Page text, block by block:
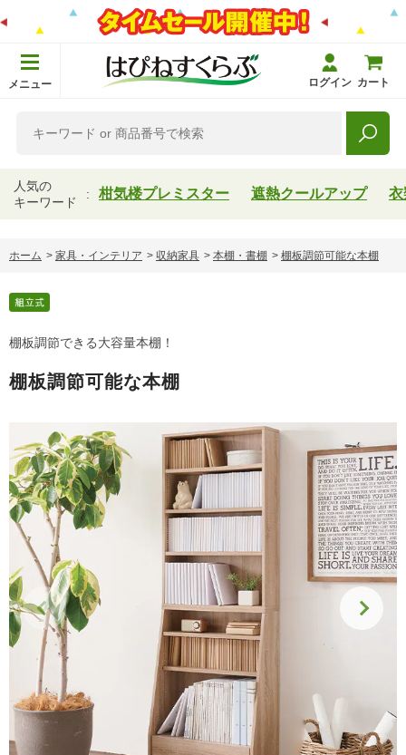
メニュー ログイン カート
人気の
キーワード
柑気楼プレミスター 遮熱クールアップ 衣
ホーム > 家具・インテリア > 収納家具 > 本棚・書棚 > 棚板調節可能な本棚
棚板調節できる大容量本棚！
棚板調節可能な本棚